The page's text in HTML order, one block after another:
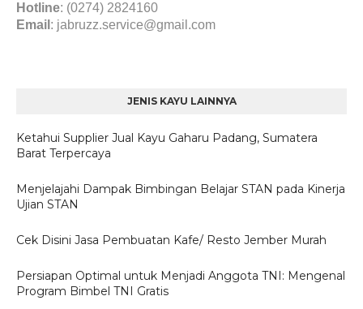
Hotline: (0274) 2824160
Email : jabruzz.service@gmail.com
JENIS KAYU LAINNYA
Ketahui Supplier Jual Kayu Gaharu Padang, Sumatera
Barat Terpercaya
Menjelajahi Dampak Bimbingan Belajar STAN pada Kinerja
Ujian STAN
Cek Disini Jasa Pembuatan Kafe/ Resto Jember Murah
Persiapan Optimal untuk Menjadi Anggota TNI: Mengenal
Program Bimbel TNI Gratis